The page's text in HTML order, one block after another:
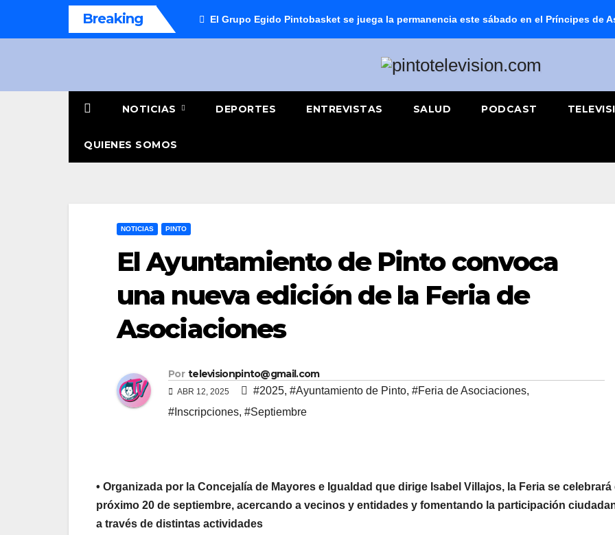
Breaking El Grupo Egido Pintobasket se juega la permanencia este sábado en el Príncipes de
NOTICIAS DEPORTES ENTREVISTAS SALUD PODCAST
QUIENES SOMOS
NOTICIAS PINTO
El Ayuntamiento de Pinto convoca
una nueva edición de la Feria de
Asociaciones
Por televisionpinto@gmail.com
ABR 12, 2025 #2025, #Ayuntamiento de Pinto, #Feria de Asociaciones,
#Inscripciones, #Septiembre
• Organizada por la Concejalía de Mayores e Igualdad que dirige Isabel Villajos, la Feria se celebrará
próximo 20 de septiembre, acercando a vecinos y entidades y fomentando la participación
a través de distintas actividades